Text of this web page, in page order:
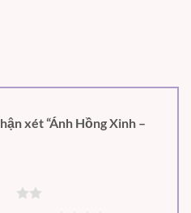
xét “Ánh Hồng Xinh –